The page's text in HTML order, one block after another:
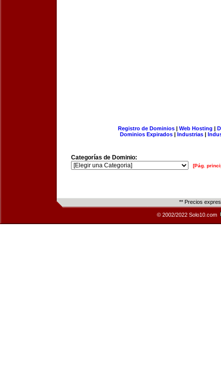
Registro de Dominios| Web Hosting |
Dominios Expirados | Industrias |
Categorías de Dominio:
[Pág.
** Precios
© 2002/2022 Solo10.com